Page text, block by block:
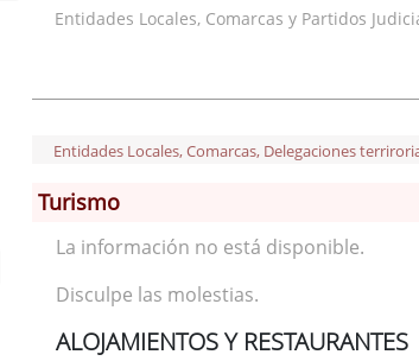
Entidades Locales, Comarcas y Partidos
Entidades Locales, Comarcas, Delegaciones
Turismo
La información no está disponible.
Disculpe las molestias.
ALOJAMIENTOS Y RESTAURANTES